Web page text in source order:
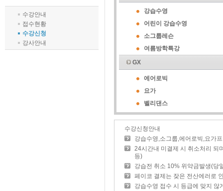
수강안내
접수현황
수강신청
강사안내
강습수영
어린이 강습수영
소그룹레슨
여름방학특강
GX
에어로빅
요가
벨리댄스
수강신청안내
강습수영,소그룹,에어로빅,요가
24시간내 미결제 시 취소처리 되
등)
강습전 취소 10% 위약금발생(당
페이코 결제는 잦은 전산에러로
강습수영 접수 시 등급에 맞지